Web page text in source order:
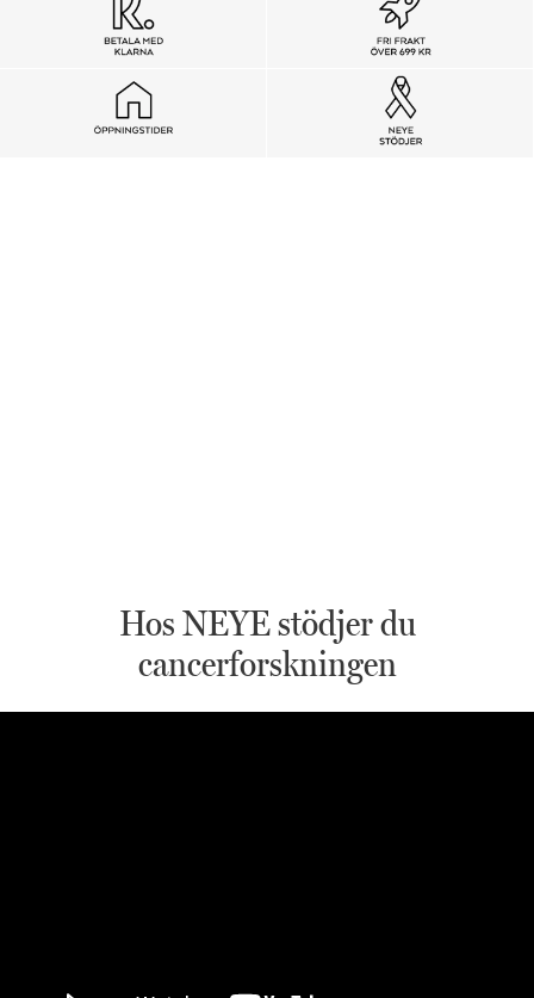
Hos NEYE stödjer du
cancerforskningen